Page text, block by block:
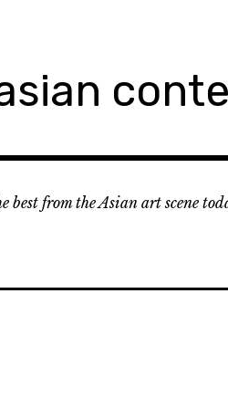
best from the Asian art scene